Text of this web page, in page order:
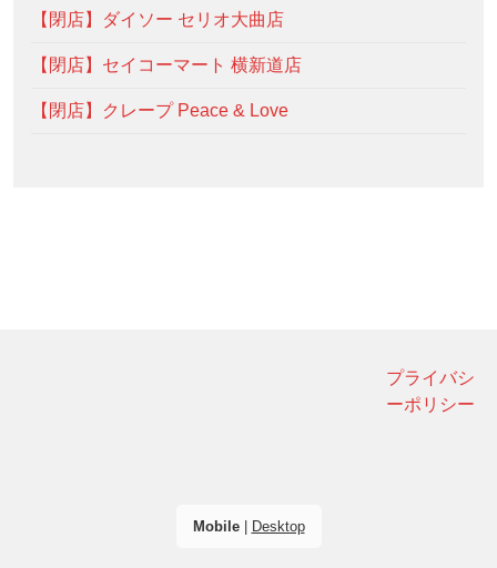
【閉店】ダイソー セリオ大曲店
【閉店】セイコーマート 横新道店
【閉店】クレープ Peace & Love
プライバシ
ーポリシー
Mobile| Desktop